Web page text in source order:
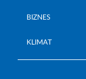
BIZNES
KLIMAT